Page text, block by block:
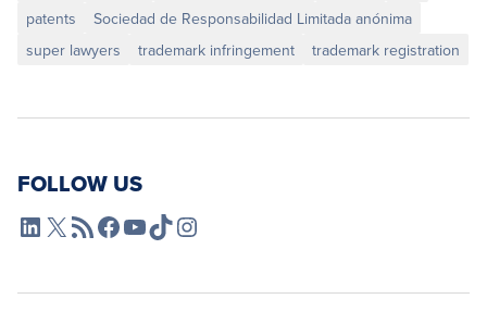
patents
Sociedad de Responsabilidad Limitada anónima
super lawyers
trademark infringement trademark registration
FOLLOW US
L4SB LinkedIn
X L4SB RSS FeedL4SB Facebook
L4SB YouTube
TikTokInstagram